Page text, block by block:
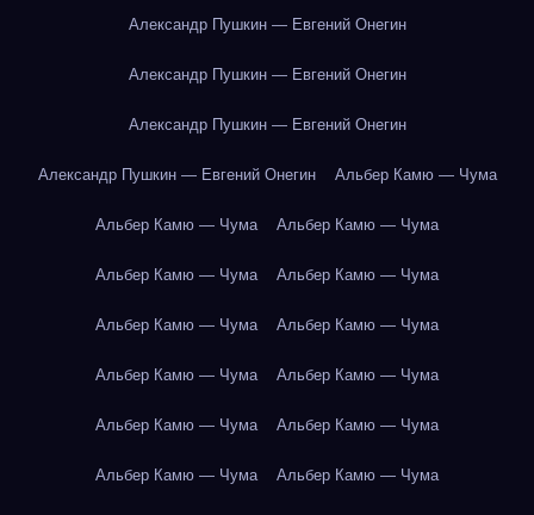
Александр Пушкин — Евгений Онегин
Александр Пушкин — Евгений Онегин
Александр Пушкин — Евгений Онегин
Александр Пушкин — Евгений Онегин Альбер Камю — Чума
Альбер Камю — Чума Альбер Камю — Чума
Альбер Камю — Чума Альбер Камю — Чума
Альбер Камю — Чума Альбер Камю — Чума
Альбер Камю — Чума Альбер Камю — Чума
Альбер Камю — Чума Альбер Камю — Чума
Альбер Камю — Чума Альбер Камю — Чума